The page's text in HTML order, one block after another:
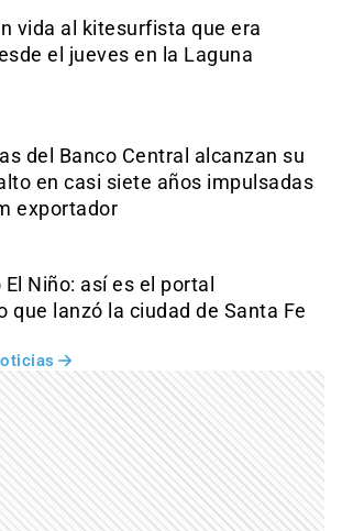
vida al kitesurfista que era
el jueves en la Laguna
del Banco Central alcanzan su
en casi siete años impulsadas
exportador
Niño: así es el portal
que lanzó la ciudad de Santa Fe